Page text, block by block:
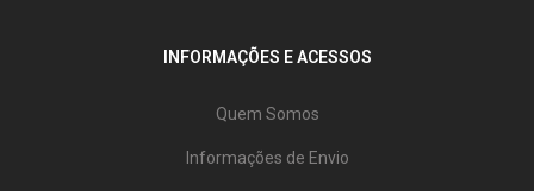
INFORMAÇÕES E ACESSOS
Quem Somos
Informações de Envio